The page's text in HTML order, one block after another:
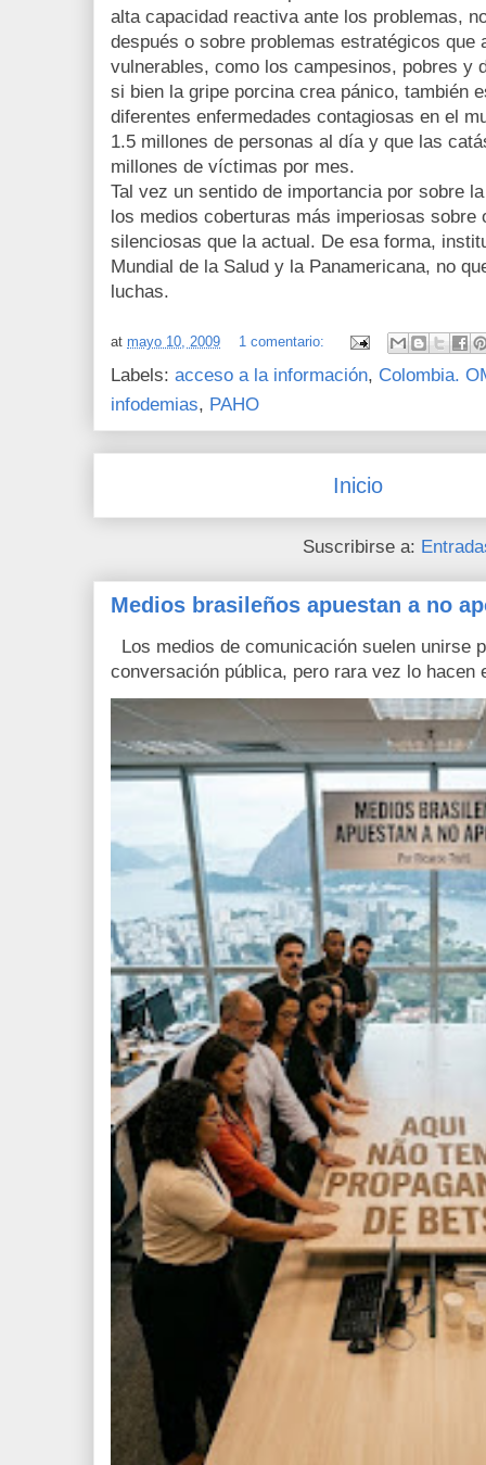
alta capacidad reactiva ante los problemas,
después o sobre problemas estratégicos que
vulnerables, como los campesinos, pobres y
si bien la gripe porcina crea pánico, también
diferentes enfermedades contagiosas en el
1.5 millones de personas al día y que las
millones de víctimas por mes.
Tal vez un sentido de importancia por sobre
los medios coberturas más imperiosas sobre
silenciosas que la actual. De esa forma,
Mundial de la Salud y la Panamericana, no
luchas.
at mayo 10, 2009 1 comentario:
Labels: acceso a la información, Colombia.
infodemias, PAHO
Inicio
Suscribirse a:
Medios brasileños apuestan a no
Los medios de comunicación suelen unirse
conversación pública, pero rara vez lo hacen